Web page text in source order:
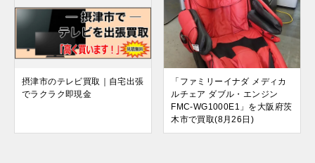
摂津市のテレビ買取｜自宅出張
でラクラク即現金
「ファミリーイナダ メディカ
ルチェア ダブル・エンジン
FMC-WG1000E1」を大阪府茨
木市で買取(8月26日)